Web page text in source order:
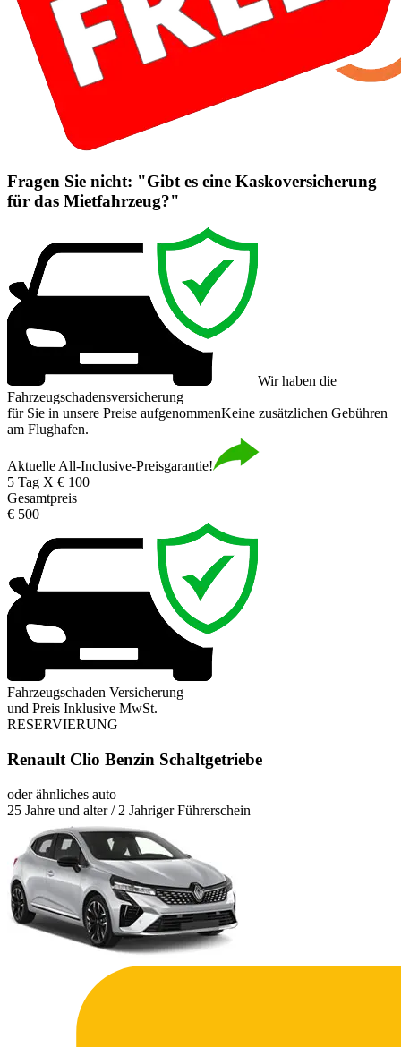
Fragen Sie nicht: "Gibt es eine Kaskoversicherung
für das Mietfahrzeug?"
Wir haben die
Fahrzeugschadensversicherung
für Sie in unsere Preise aufgenommenKeine zusätzlichen Gebühren
am Flughafen.
Aktuelle All-Inclusive-Preisgarantie!
5 Tag X € 100
Gesamtpreis
€ 500
Fahrzeugschaden Versicherung
und Preis Inklusive MwSt.
RESERVIERUNG
Renault Clio Benzin Schaltgetriebe
oder ähnliches auto
25 Jahre und alter / 2 Jahriger Führerschein